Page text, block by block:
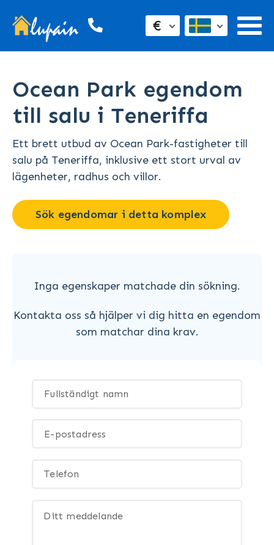
€
Ocean Park egendom
till salu i Teneriffa
Ett brett utbud av Ocean Park-fastigheter till
salu på Teneriffa, inklusive ett stort urval av
lägenheter, radhus och villor.
Sök egendomar i detta komplex
Inga egenskaper matchade din sökning.
Kontakta oss så hjälper vi dig hitta en egendom
som matchar dina krav.